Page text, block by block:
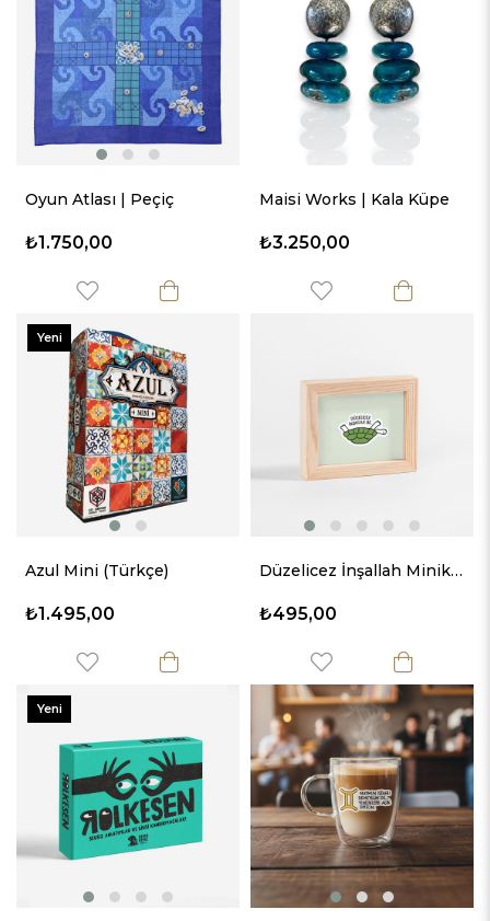
Oyun Atlası | Peçiç
₺1.750,00
Maisi Works | Kala Küpe
₺3.250,00
Azul Mini (Türkçe)
₺1.495,00
Yeni
Düzelicez İnşallah Minik Çerçeve
₺495,00
Yeni